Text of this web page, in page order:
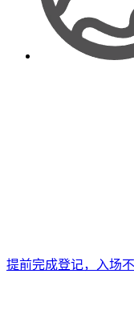
提前完成登记，入场不